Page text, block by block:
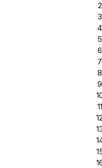
2
3
4
5
6
7
8
9
11